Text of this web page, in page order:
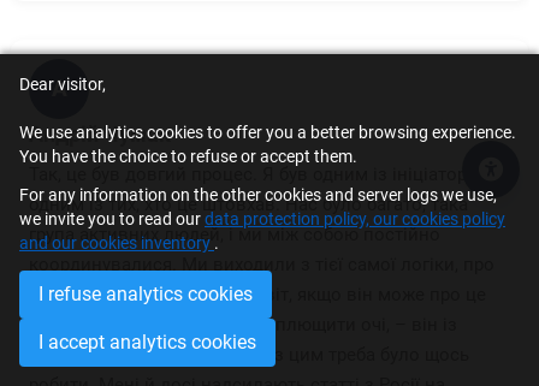
Dear visitor,
We use analytics cookies to offer you a better browsing experience.
You have the choice to refuse or accept them.
For any information on the other cookies and server logs we use,
we invite you to read ourdata protection policy, our cookies policy
and our cookies inventory .
I refuse analytics cookies
I accept analytics cookies
А
Андрій Чумак
одним із тих, хто це штовхав. Нас було багато, така
група активних людей, і ми між собою постійно
яку я вже казав: Західний світ, якщо він може про це
не думати, якщо він може заплющити очі, – він із
задоволенням це зробить. І з цим треба було щось